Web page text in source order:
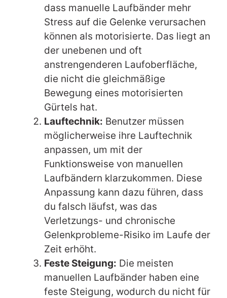
dass manuelle Laufbänder mehr
Stress auf die Gelenke verursachen
können als motorisierte. Das liegt an
der unebenen und oft
anstrengenderen Laufoberfläche,
die nicht die gleichmäßige
Bewegung eines motorisierten
Gürtels hat.
Lauftechnik: Benutzer müssen
möglicherweise ihre Lauftechnik
anpassen, um mit der
Funktionsweise von manuellen
Laufbändern klarzukommen. Diese
Anpassung kann dazu führen, dass
du falsch läufst, was das
Verletzungs- und chronische
Gelenkprobleme-Risiko im Laufe der
Zeit erhöht.
Feste Steigung: Die meisten
manuellen Laufbänder haben eine
feste Steigung, wodurch du nicht für